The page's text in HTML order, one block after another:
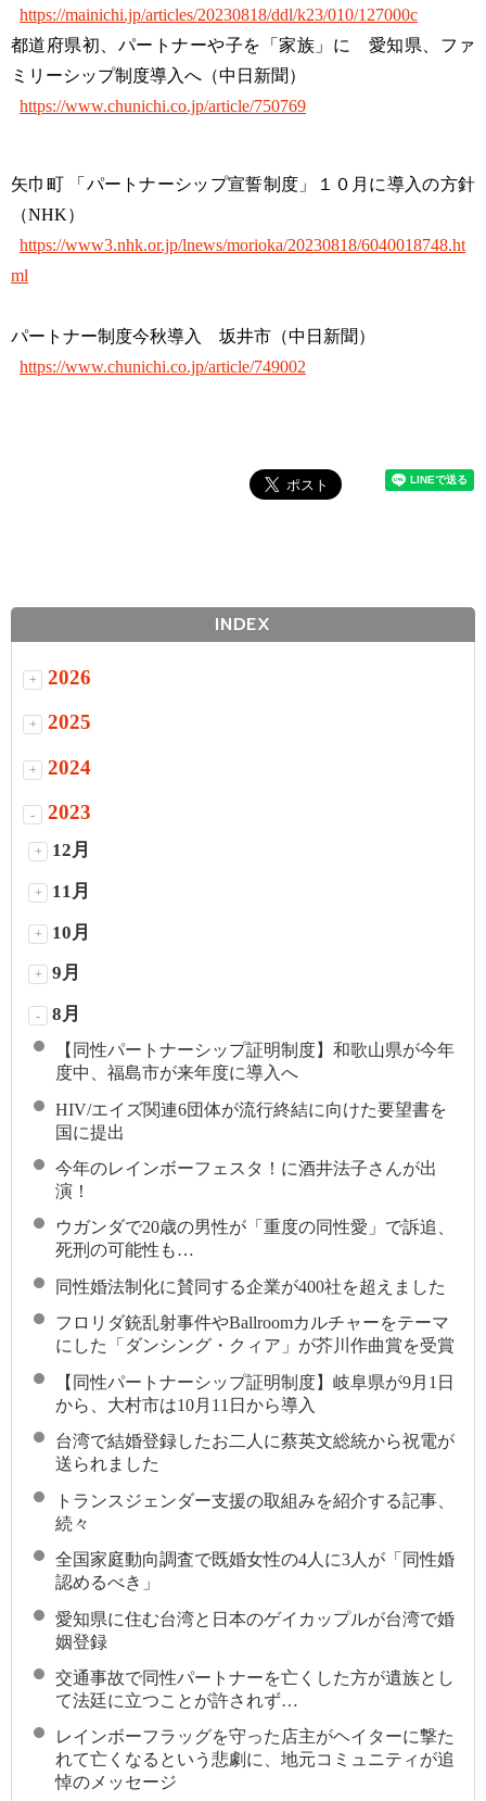
https://mainichi.jp/articles/20230818/ddl/k23/010/127000c
都道府県初、パートナーや子を「家族」に 愛知県、ファ
ミリーシップ制度導入へ（中日新聞）
https://www.chunichi.co.jp/article/750769
矢巾町 「パートナーシップ宣誓制度」１０月に導入の方針
（NHK）
https://www3.nhk.or.jp/lnews/morioka/20230818/6040018748.ht
ml
パートナー制度今秋導入 坂井市（中日新聞）
https://www.chunichi.co.jp/article/749002
INDEX
+ 2026
+ 2025
+ 2024
- 2023
+ 12月
+ 11月
+ 10月
+ 9月
- 8月
【同性パートナーシップ証明制度】和歌山県が今年
度中、福島市が来年度に導入へ
HIV/エイズ関連6団体が流行終結に向けた要望書を
国に提出
今年のレインボーフェスタ！に酒井法子さんが出
演！
ウガンダで20歳の男性が「重度の同性愛」で訴追、
死刑の可能性も…
同性婚法制化に賛同する企業が400社を超えました
フロリダ銃乱射事件やBallroomカルチャーをテーマ
にした「ダンシング・クィア」が芥川作曲賞を受賞
【同性パートナーシップ証明制度】岐阜県が9月1日
から、大村市は10月11日から導入
台湾で結婚登録したお二人に蔡英文総統から祝電が
送られました
トランスジェンダー支援の取組みを紹介する記事、
続々
全国家庭動向調査で既婚女性の4人に3人が「同性婚
認めるべき」
愛知県に住む台湾と日本のゲイカップルが台湾で婚
姻登録
交通事故で同性パートナーを亡くした方が遺族とし
て法廷に立つことが許されず…
レインボーフラッグを守った店主がヘイターに撃た
れて亡くなるという悲劇に、地元コミュニティが追
悼のメッセージ